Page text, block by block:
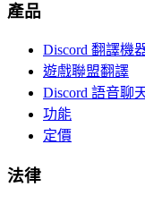
產品
Discord 翻譯機
遊戲聯盟翻譯
Discord 語音聊
功能
定價
法律